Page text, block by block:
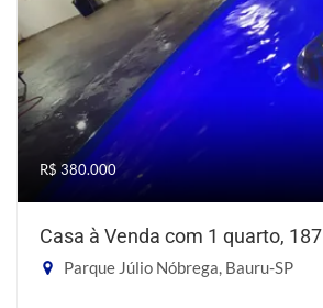
R$ 380.000
Casa à Venda com 1 quarto,
Parque Júlio Nóbrega, Bauru-SP